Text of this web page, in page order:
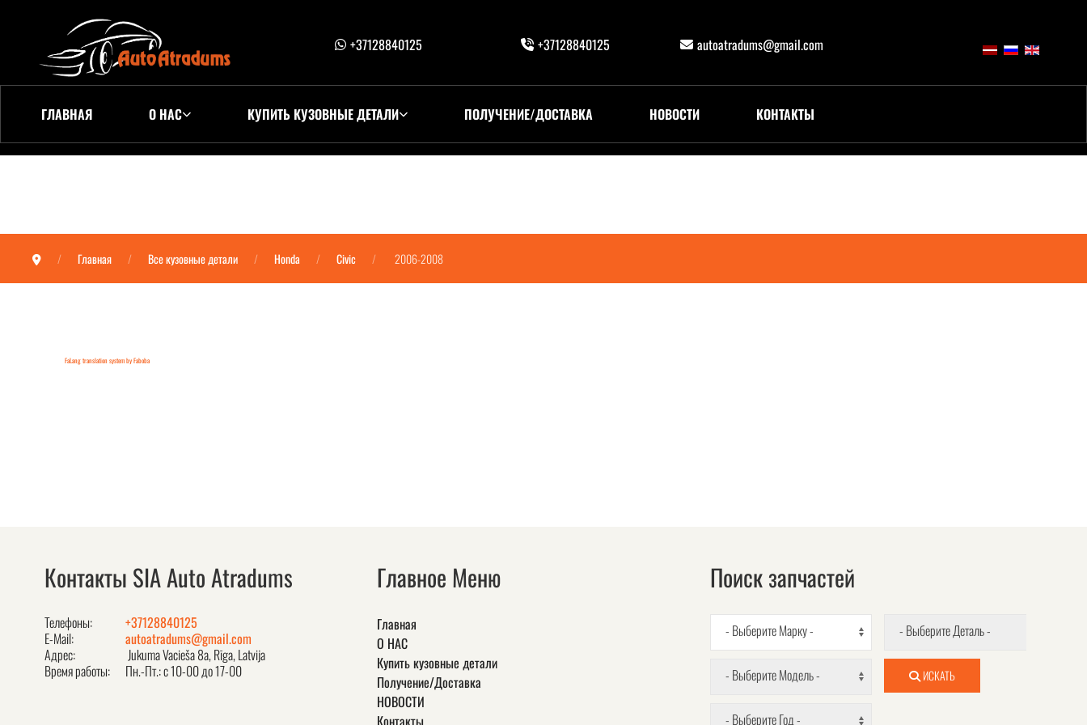
+37128840125 +37128840125 autoatradums@gmail.com
ГЛАВНАЯ О НАС КУПИТЬ КУЗОВНЫЕ ДЕТАЛИ ПОЛУЧЕНИЕ/ДОСТАВКА НОВОСТИ КОНТАКТЫ
Главная Все кузовные детали Honda Civic 2006-2008
FaLang translation system by Faboba
Контакты SIA Auto Atradums
Телефоны:
+37128840125
E-Mail:
autoatradums@gmail.com
Адрес:
Jukuma Vacieša 8a, Rīga, Latvija
Время работы:
Пн.-Пт.: с 10-00 до 17-00
Главное Меню
Главная
О НАС
Купить кузовные детали
Получение/Доставка
НОВОСТИ
Контакты
Поиск запчастей
- Выберите Марку -
- Выберите Модель -
- Выберите Год -
- Выберите Деталь -
ИСКАТЬ